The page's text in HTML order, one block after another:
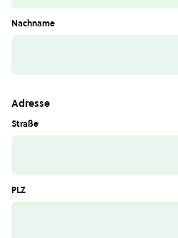
Nachname
Adresse
Straße
PLZ